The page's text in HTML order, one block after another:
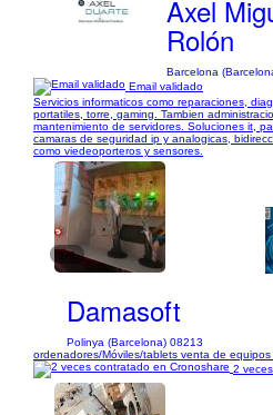
Axel
Rolón
Barcelona
Email validado
Servicios informaticos como reparaciones,
portatiles, torre, gaming. Tambien
mantenimiento de servidores. Soluciones it,
camaras de seguridad ip y analogicas,
como viedeoporteros y sensores.
1/8
Damasoft
Polinya (Barcelona) 08213
ordenadores/Móviles/tablets venta de
2